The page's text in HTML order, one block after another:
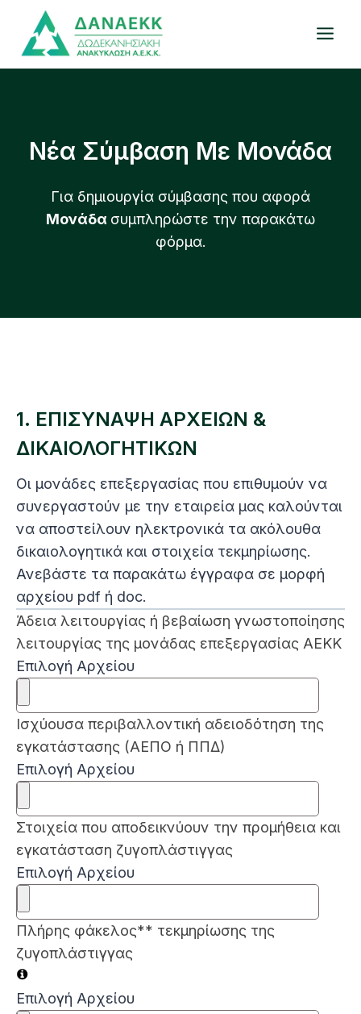
content
Νέα Σύμβαση Με Μονάδα
Για δημιουργία σύμβασης που αφορά
Μονάδα συμπληρώστε την παρακάτω
φόρμα.
1. ΕΠΙΣΥΝΑΨΗ ΑΡΧΕΙΩΝ &
ΔΙΚΑΙΟΛΟΓΗΤΙΚΩΝ
Οι μονάδες επεξεργασίας που επιθυμούν να
συνεργαστούν με την εταιρεία μας καλούνται
να αποστείλουν ηλεκτρονικά τα ακόλουθα
δικαιολογητικά και στοιχεία τεκμηρίωσης.
Ανεβάστε τα παρακάτω έγγραφα σε μορφή
αρχείου pdf ή doc.
Άδεια λειτουργίας ή βεβαίωση γνωστοποίησης
λειτουργίας της μονάδας επεξεργασίας ΑΕΚΚ
Επιλογή Αρχείου
Ισχύουσα περιβαλλοντική αδειοδότηση της
εγκατάστασης (ΑΕΠΟ ή ΠΠΔ)
Επιλογή Αρχείου
Στοιχεία που αποδεικνύουν την προμήθεια και
εγκατάσταση ζυγοπλάστιγγας
Επιλογή Αρχείου
Πλήρης φάκελος** τεκμηρίωσης της
ζυγοπλάστιγγας
Επιλογή Αρχείου